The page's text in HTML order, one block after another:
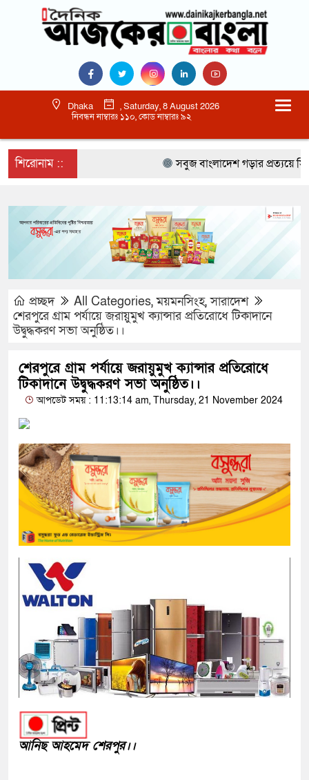
Dhaka
, Saturday, 8 August 2026
নিবন্ধন নাম্বারঃ ১১০, কোড নাম্বারঃ ৯২
শিরোনাম :: সবুজ বাংলাদেশ গড়ার প্রত্যয়ে
প্রচ্ছদ All Categories,ময়মনসিংহ,সারাদেশ
শেরপুরে গ্রাম পর্যায়ে জরায়ুমুখ ক্যান্সার প্রতিরোধে টিকাদানে
উদ্বুদ্ধকরণ সভা অনুষ্ঠিত।।
শেরপুরে গ্রাম পর্যায়ে জরায়ুমুখ ক্যান্সার প্রতিরোধে
টিকাদানে উদ্বুদ্ধকরণ সভা অনুষ্ঠিত।।
আপডেট সময় : 11:13:14 am, Thursday, 21 November 2024
আনিছ আহমেদ শেরপুর।।